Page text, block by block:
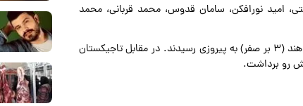
امید نورافکن، سامان قدوس، محمد قربانی، محمد
ملی‌پوشان ایران در دو بازی گذشته خود برابر افغانستان (۳ بر یک) و هند (۳ بر صفر) به پیروزی رسیدند. در مقابل تاجیکستان